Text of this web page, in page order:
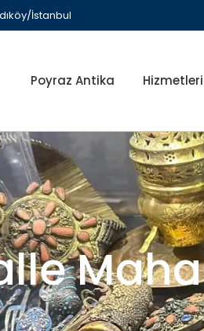
İstanbul
Poyraz Antika